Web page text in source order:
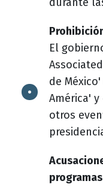
El
de
América'
otros